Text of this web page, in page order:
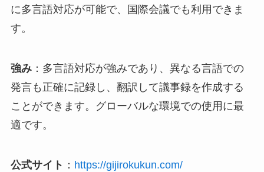
に多言語対応が可能で、国際会議でも利用できま
す。
強み：多言語対応が強みであり、異なる言語での
発言も正確に記録し、翻訳して議事録を作成する
ことができます。グローバルな環境での使用に最
適です。
公式サイト ： https://gijirokukun.com/